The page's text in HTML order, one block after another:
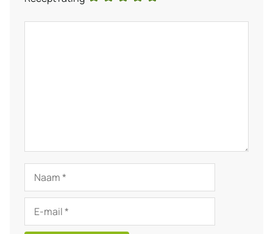
Naam
mail